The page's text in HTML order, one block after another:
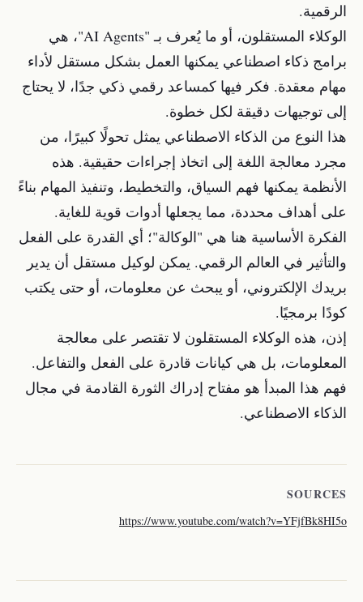
الرقمية.
الوكلاء المستقلون، أو ما يُعرف بـ "AI Agents"، هي
برامج ذكاء اصطناعي يمكنها العمل بشكل مستقل لأداء
مهام معقدة. فكر فيها كمساعد رقمي ذكي جدًا، لا يحتاج
إلى توجيهات دقيقة لكل خطوة.
هذا النوع من الذكاء الاصطناعي يمثل تحولًا كبيرًا، من
مجرد معالجة اللغة إلى اتخاذ إجراءات حقيقية. هذه
الأنظمة يمكنها فهم السياق، والتخطيط، وتنفيذ المهام بناءً
على أهداف محددة، مما يجعلها أدوات قوية للغاية.
الفكرة الأساسية هنا هي "الوكالة"؛ أي القدرة على الفعل
والتأثير في العالم الرقمي. يمكن لوكيل مستقل أن يدير
بريدك الإلكتروني، أو يبحث عن معلومات، أو حتى يكتب
كودًا برمجيًا.
إذن، هذه الوكلاء المستقلون لا تقتصر على معالجة
المعلومات، بل هي كيانات قادرة على الفعل والتفاعل.
فهم هذا المبدأ هو مفتاح إدراك الثورة القادمة في مجال
الذكاء الاصطناعي.
SOURCES
https://www.youtube.com/watch?v=YFjfBk8HI5o